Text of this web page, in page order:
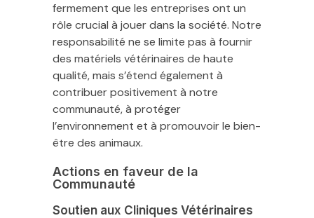
fermement que les entreprises ont un
rôle crucial à jouer dans la société. Notre
responsabilité ne se limite pas à fournir
des matériels vétérinaires de haute
qualité, mais s’étend également à
contribuer positivement à notre
communauté, à protéger
l’environnement et à promouvoir le bien-
être des animaux.
Actions en faveur de la
Communauté
Soutien aux Cliniques Vétérinaires